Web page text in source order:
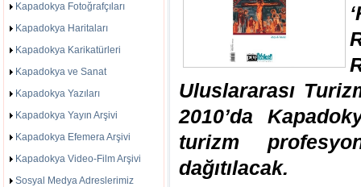
Kapadokya Fotoğrafçıları
Kapadokya Haritaları
Kapadokya Karikatürleri
Kapadokya ve Sanat
Kapadokya Yazıları
Kapadokya Yayın Arşivi
Kapadokya Efemera Arşivi
Kapadokya Video-Film Arşivi
Sosyal Medya Adreslerimiz
Uluslararası
2010’da
turizm
dağıtılacak.